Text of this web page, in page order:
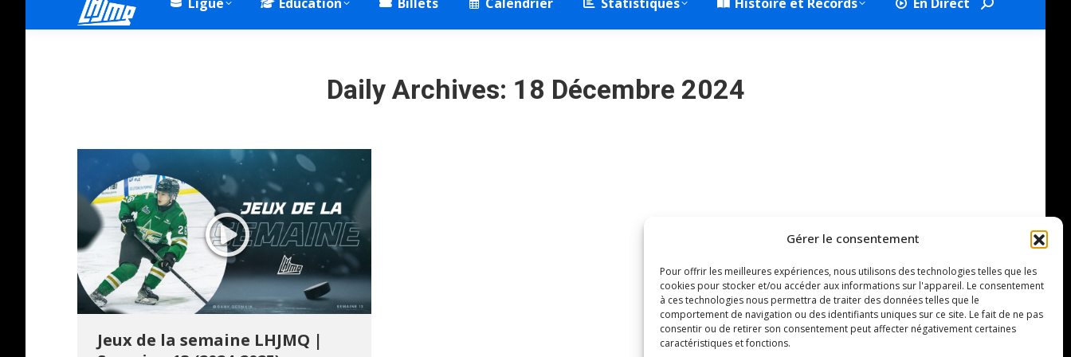
Gérer le consentement
Pour offrir les meilleures expériences, nous utilisons des technologies telles que les
cookies pour stocker et/ou accéder aux informations sur l'appareil. Le consentement
à ces technologies nous permettra de traiter des données telles que le
comportement de navigation ou des identifiants uniques sur ce site. Le fait de ne pas
consentir ou de retirer son consentement peut affecter négativement certaines
caractéristiques et fonctions.
Search:
Daily Archives: 18 Décembre 2024
Jeux de la semaine LHJMQ |